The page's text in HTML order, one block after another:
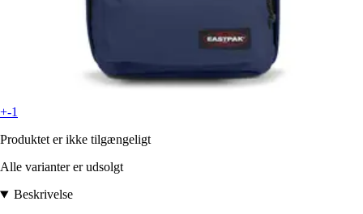
+-1
Produktet er ikke tilgængeligt
Alle varianter er udsolgt
Beskrivelse